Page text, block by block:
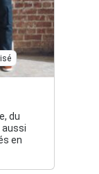
du
en